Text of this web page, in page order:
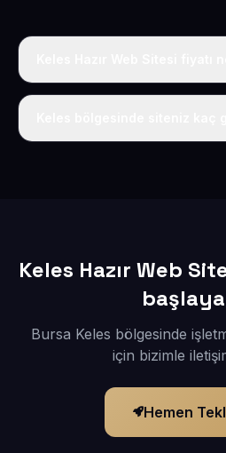
Tek fiyat uygulanır: yıllık 50
Keles Hazır Web
Bursa Keles bölgesinde
için bizimle
Hemen